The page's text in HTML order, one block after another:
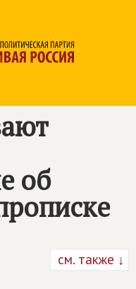
об
см. также ↓